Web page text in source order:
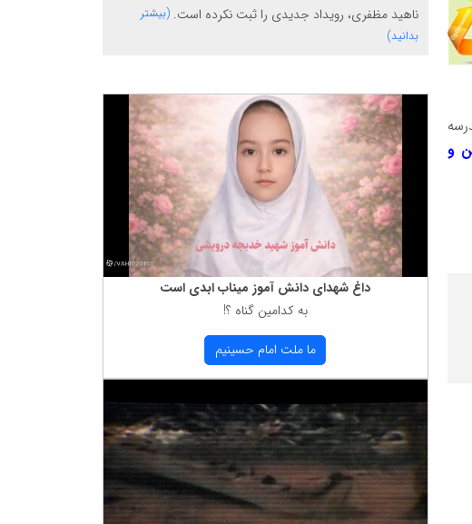
و
ناهید مظفری، رویداد جدیدی را ثبت نکرده است. (بیشتر
بدانید)
داغ شهدای دانش آموز میناب ابدی است
به كدامین گناه ؟!
ما ملت امام حسینیم